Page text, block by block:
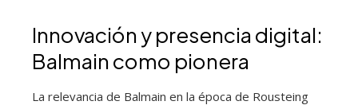
Innovación y presencia digital:
Balmain como pionera
La relevancia de Balmain en la época de Rousteing